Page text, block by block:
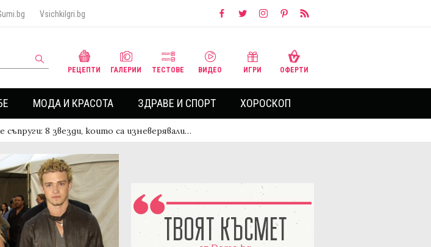
VsichkiIgri.bg
РЕЦЕПТИ ГАЛЕРИИ ТЕСТОВЕ ВИДЕО ИГРИ ОФЕРТИ
МОДА И КРАСОТА ЗДРАВЕ И СПОРТ ХОРОСКОП
съпруги: 8 звезди, които са изневерявали…